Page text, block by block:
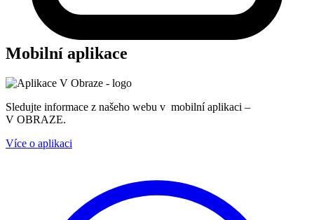
Mobilní aplikace
Sledujte informace z našeho webu v mobilní aplikaci –
V OBRAZE.
Více o aplikaci